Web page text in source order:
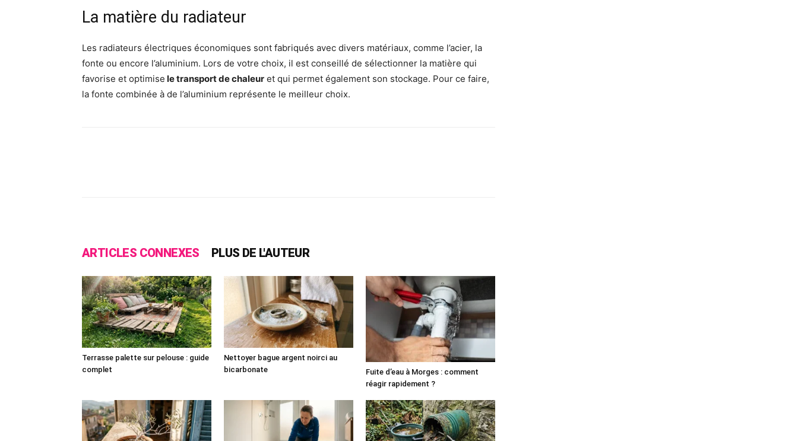
La matière du radiateur
Les radiateurs électriques économiques sont fabriqués avec divers matériaux, comme l’acier, la
fonte ou encore l’aluminium. Lors de votre choix, il est conseillé de sélectionner la matière qui
favorise et optimise le transport de chaleur et qui permet également son stockage. Pour ce faire,
la fonte combinée à de l’aluminium représente le meilleur choix.
ARTICLES CONNEXES PLUS DE L'AUTEUR
Terrasse palette sur pelouse : guide
complet
Nettoyer bague argent noirci au
bicarbonate
Fuite d’eau à Morges : comment
réagir rapidement ?